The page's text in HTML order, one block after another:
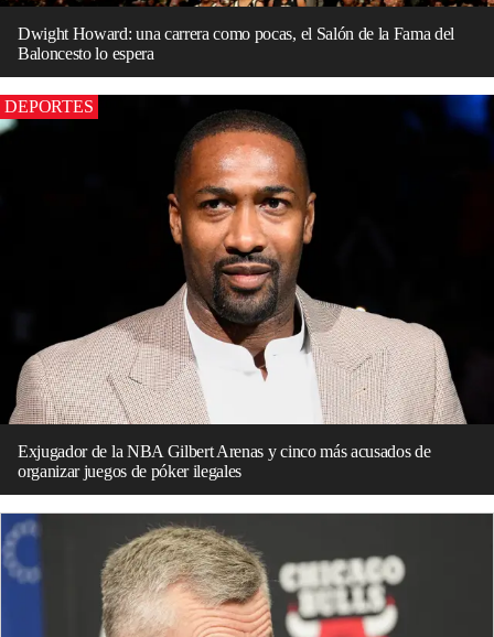
Dwight Howard: una carrera como pocas, el Salón de la Fama del
Baloncesto lo espera
DEPORTES
Exjugador de la NBA Gilbert Arenas y cinco más acusados de
organizar juegos de póker ilegales